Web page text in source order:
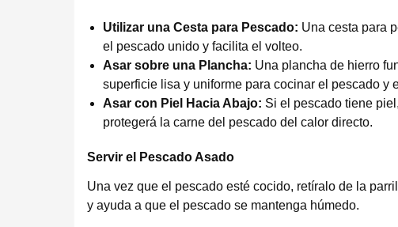
Utilizar una Cesta para Pescado: Una cesta para
el pescado unido y facilita el volteo.
Asar sobre una Plancha: Una plancha de hierro
superficie lisa y uniforme para cocinar el pescado
Asar con Piel Hacia Abajo: Si el pescado tiene
protegerá la carne del pescado del calor directo.
Servir el Pescado Asado
Una vez que el pescado esté cocido, retíralo de la
y ayuda a que el pescado se mantenga húmedo.